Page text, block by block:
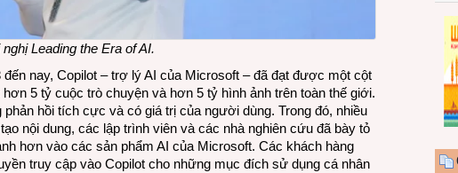
nghị Leading the Era of AI.
nay, Copilot – trợ lý AI của Microsoft – đã đạt được một cột
5 tỷ cuộc trò chuyện và hơn 5 tỷ hình ảnh trên toàn thế giới.
hồi tích cực và có giá trị của người dùng. Trong đó, nhiều
nội dung, các lập trình viên và các nhà nghiên cứu đã bày tỏ
hơn vào các sản phẩm AI của Microsoft. Các khách hàng
truy cập vào Copilot cho những mục đích sử dụng cá nhân